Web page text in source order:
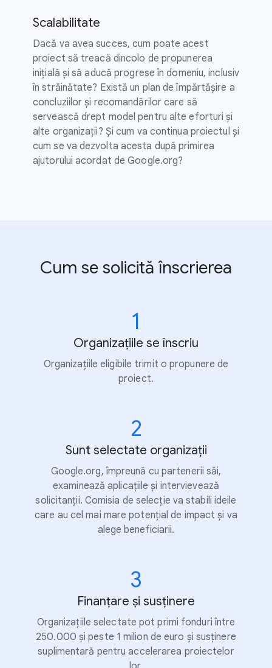
Scalabilitate
Dacă va avea succes, cum poate acest
proiect să treacă dincolo de propunerea
inițială și să aducă progrese în domeniu, inclusiv
în străinătate? Există un plan de împărtășire a
concluziilor și recomandărilor care să
servească drept model pentru alte eforturi și
alte organizații? Și cum va continua proiectul și
cum se va dezvolta acesta după primirea
ajutorului acordat de Google.org?
Cum se solicită înscrierea
1
Organizațiile se înscriu
Organizațiile eligibile trimit o propunere de
proiect.
2
Sunt selectate organizații
Google.org, împreună cu partenerii săi,
examinează aplicațiile și intervievează
solicitanții. Comisia de selecție va stabili ideile
care au cel mai mare potențial de impact și va
alege beneficiarii.
3
Finanțare și susținere
Organizațiile selectate pot primi fonduri între
250.000 și peste 1 milion de euro și susținere
suplimentară pentru accelerarea proiectelor